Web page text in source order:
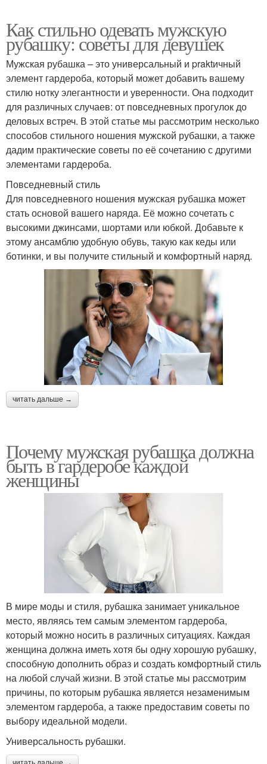
Как стильно одевать мужскую
рубашку: советы для девушек
Мужская рубашка – это универсальный и praktичный
элемент гардероба, который может добавить вашему
стилю нотку элегантности и уверенности. Она подходит
для различных случаев: от повседневных прогулок до
деловых встреч. В этой статье мы рассмотрим несколько
способов стильного ношения мужской рубашки, а также
дадим практические советы по её сочетанию с другими
элементами гардероба.
Повседневный стиль
Для повседневного ношения мужская рубашка может
стать основой вашего наряда. Её можно сочетать с
высокими джинсами, шортами или юбкой. Добавьте к
этому ансамблю удобную обувь, такую как кеды или
ботинки, и вы получите стильный и комфортный наряд.
читать дальше →
Почему мужская рубашка должна
быть в гардеробе каждой
женщины
В мире моды и стиля, рубашка занимает уникальное
место, являясь тем самым элементом гардероба,
который можно носить в различных ситуациях. Каждая
женщина должна иметь хотя бы одну хорошую рубашку,
способную дополнить образ и создать комфортный стиль
на любой случай жизни. В этой статье мы рассмотрим
причины, по которым рубашка является незаменимым
элементом гардероба, а также предоставим советы по
выбору идеальной модели.
Универсальность рубашки.